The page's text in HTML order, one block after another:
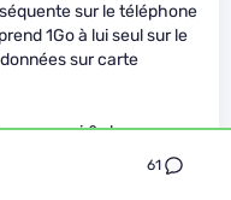
61
sur le téléphone
1Go à lui seul sur le
sur carte
pour moi.&nbsp;